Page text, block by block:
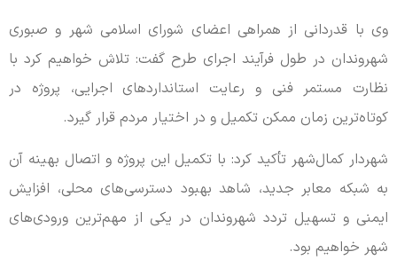
وی با قدردانی از همراهی اعضای شورای اسلامی شهر و صبوری
شهروندان در طول فرآیند اجرای طرح گفت: تلاش خواهیم کرد با
نظارت مستمر فنی و رعایت استانداردهای اجرایی، پروژه در
کوتاه‌ترین زمان ممکن تکمیل و در اختیار مردم قرار گیرد.
شهردار کمال‌شهر تأکید کرد: با تکمیل این پروژه و اتصال بهینه آن
به شبکه معابر جدید، شاهد بهبود دسترسی‌های محلی، افزایش
ایمنی و تسهیل تردد شهروندان در یکی از مهم‌ترین ورودی‌های
شهر خواهیم بود.